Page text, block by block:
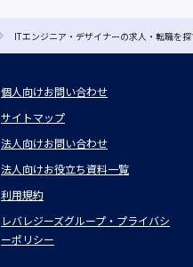
ITエンジニア・デザイナーの求人・転職を
個人向けお問い合わせ
サイトマップ
法人向けお問い合わせ
法人向けお役立ち資料一覧
利用規約
レバレジーズグループ・プライバシ
ーポリシー